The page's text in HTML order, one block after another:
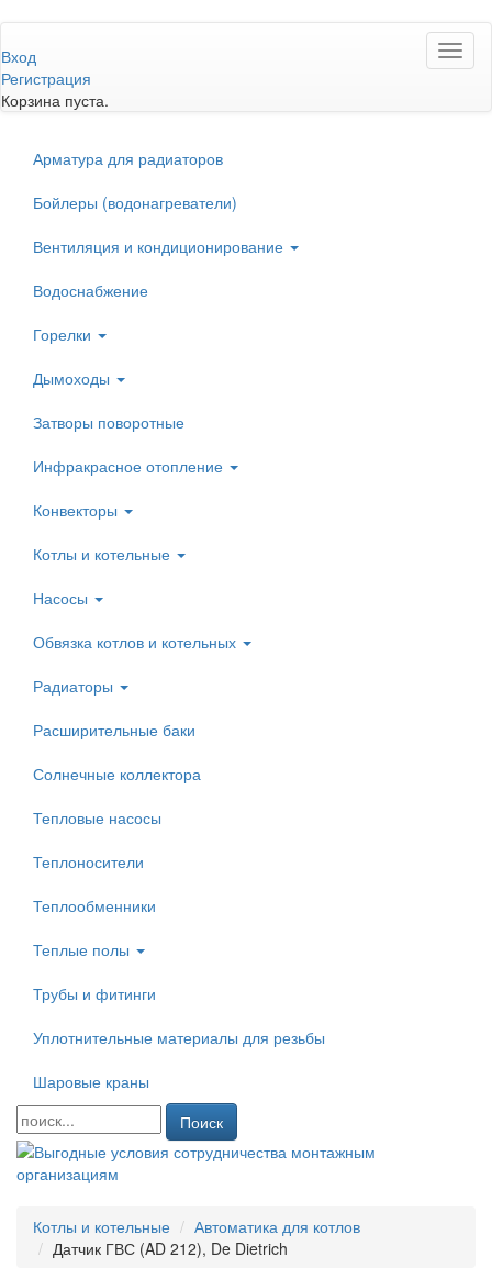
к
основному
содержанию
Вход
Регистрация
Корзина пуста.
Арматура для радиаторов
Бойлеры (водонагреватели)
Вентиляция и кондиционирование
Водоснабжение
Горелки
Дымоходы
Затворы поворотные
Инфракрасное отопление
Конвекторы
Котлы и котельные
Насосы
Обвязка котлов и котельных
Радиаторы
Расширительные баки
Солнечные коллектора
Тепловые насосы
Теплоносители
Теплообменники
Теплые полы
Трубы и фитинги
Уплотнительные материалы для резьбы
Шаровые краны
Поиск
Котлы и котельные
Автоматика для котлов
Датчик ГВС (AD 212), De Dietrich